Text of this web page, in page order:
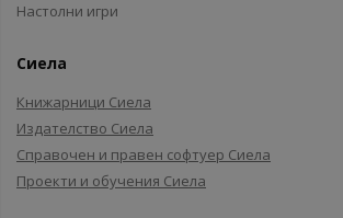
Настолни игри
Сиела
Книжарници Сиела
Издателство Сиела
Справочен и правен софтуер Сиела
Проекти и обучения Сиела